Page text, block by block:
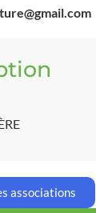
associations